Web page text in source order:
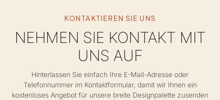
KONTAKTIEREN SIE UNS
NEHMEN SIE KONTAKT MIT
UNS AUF
Hinterlassen Sie einfach Ihre E-Mail-Adresse oder
Telefonnummer im Kontaktformular, damit wir Ihnen ein
kostenloses Angebot für unsere breite Designpalette zusenden